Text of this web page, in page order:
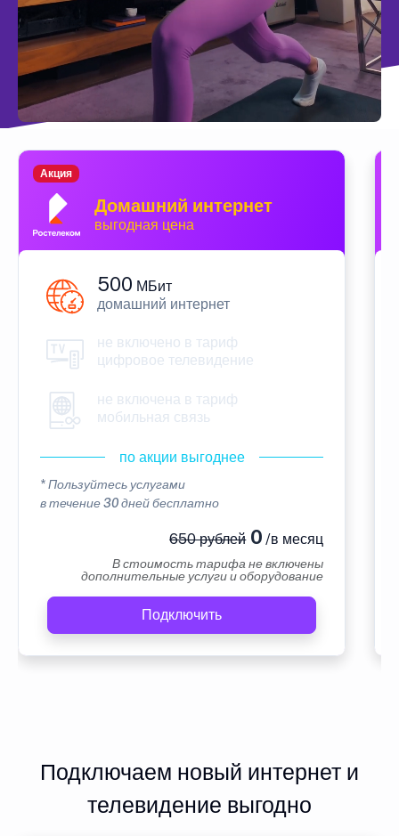
Домашний интернет
выгодная цена
Акция
500 МБит
домашний интернет
не включено в тариф
цифровое телевидение
не включена в тариф
мобильная связь
по акции выгоднее
* Пользуйтесь услугами
в течение 30 дней бесплатно
650 рублей0 /в месяц
В стоимость тарифа не включены
дополнительные услуги и оборудование
Подключить
Подключаем новый интернет и
телевидение выгодно